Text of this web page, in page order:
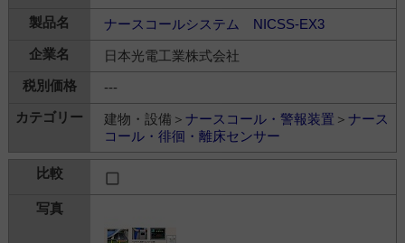
ナースコールシステム NICSS-EX3
日本光電工業株式会社
---
建物・設備＞ ナースコール・警報装置 ＞ ナース
コール・徘徊・離床センサー